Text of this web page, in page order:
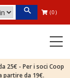
(0)
25€ - Per i soci Coop
partire da 19€.